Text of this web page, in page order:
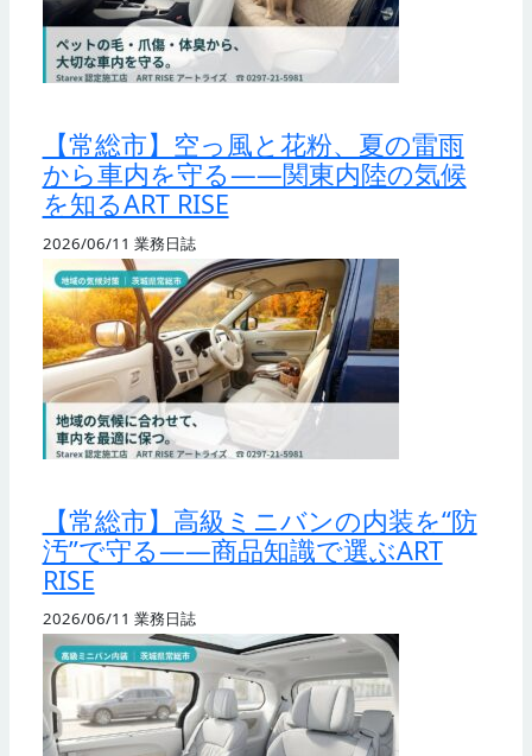
【常総市】空っ風と花粉、夏の雷雨
から車内を守る——関東内陸の気候
を知るART RISE
2026/06/11 業務日誌
【常総市】高級ミニバンの内装を“防
汚”で守る——商品知識で選ぶART
RISE
2026/06/11 業務日誌